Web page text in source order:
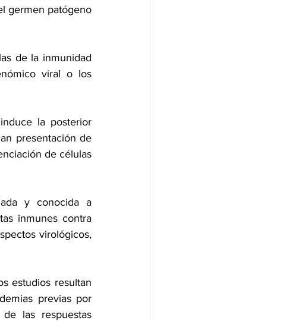
germen patógeno
de la inmunidad
viral o los
la posterior
presentación de
de células
y conocida a
inmunes contra
virológicos,
estudios resultan
previas por
las respuestas